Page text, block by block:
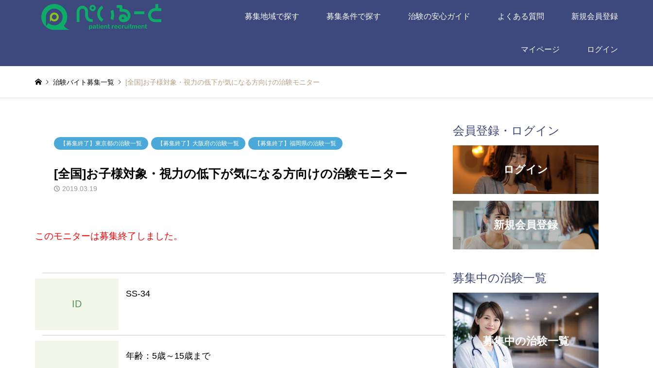
募集地域で探す 募集条件で探す 治験の安心ガイド よくある質問 新規会員登録
マイページ ログイン
治験バイト募集一覧 [全国]お子様対象・視力の低下が気になる方向けの治験モニター
【募集終了】東京都の治験一覧 【募集終了】大阪府の治験一覧 【募集終了】福岡県の治験一覧
[全国]お子様対象・視力の低下が気になる方向けの治験モニター
2019.03.19
このモニターは募集終了しました。
ID
SS-34
年齢：5歳～15歳まで
会員登録・ログイン
ログイン
新規会員登録
募集中の治験一覧
募集中の治験一覧